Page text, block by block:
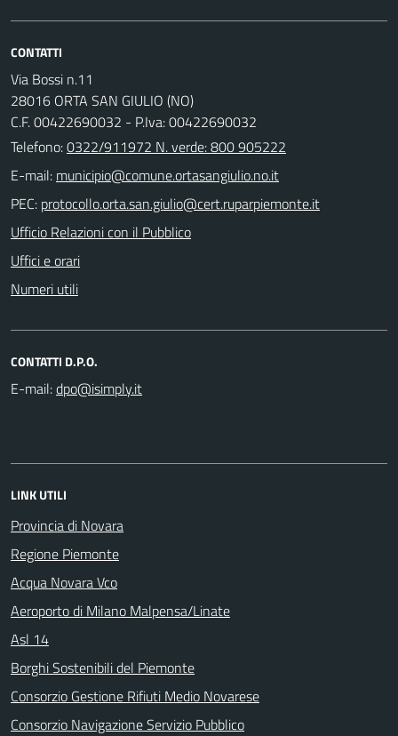
CONTATTI
Via Bossi n.11
28016 ORTA SAN GIULIO (NO)
C.F. 00422690032 - P.Iva: 00422690032
Telefono:0322/911972 N. verde: 800 905222
E-mail:
PEC:
Ufficio Relazioni con il Pubblico
Uffici e orari
Numeri utili
CONTATTI D.P.O.
E-mail:
LINK UTILI
Provincia di Novara
Regione Piemonte
Acqua Novara Vco
Aeroporto di Milano Malpensa/Linate
Asl 14
Borghi Sostenibili del Piemonte
Consorzio Gestione Rifiuti Medio Novarese
Consorzio Navigazione Servizio Pubblico